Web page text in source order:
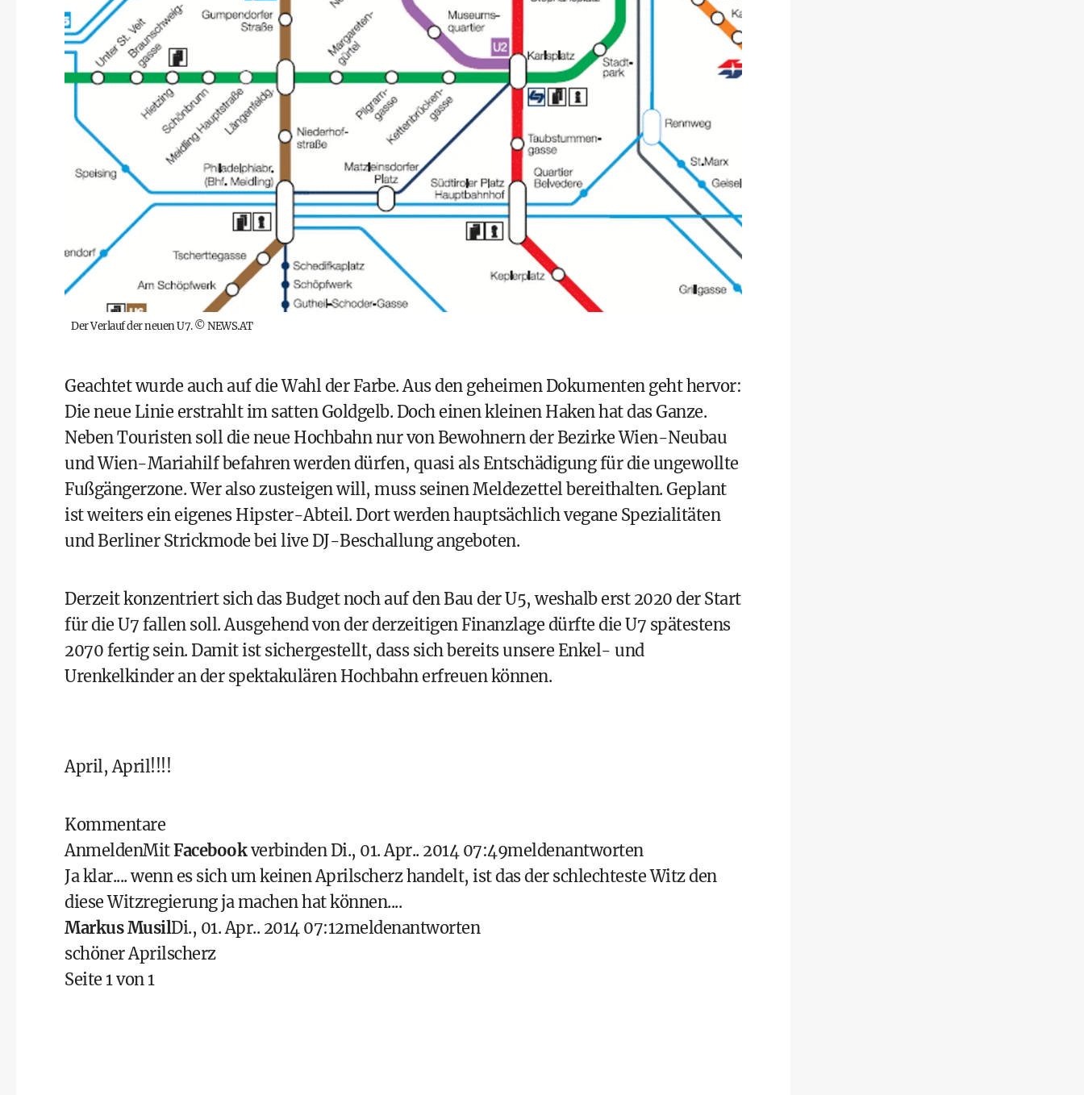
Der Verlauf der neuen U7.©NEWS.AT
Geachtet wurde auch auf die Wahl der Farbe. Aus den geheimen Dokumenten geht hervor:
Die neue Linie erstrahlt im satten Goldgelb. Doch einen kleinen Haken hat das Ganze.
Neben Touristen soll die neue Hochbahn nur von Bewohnern der Bezirke Wien-Neubau
und Wien-Mariahilf befahren werden dürfen, quasi als Entschädigung für die ungewollte
Fußgängerzone. Wer also zusteigen will, muss seinen Meldezettel bereithalten. Geplant
ist weiters ein eigenes Hipster-Abteil. Dort werden hauptsächlichvegane Spezialitäten
und Berliner Strickmode bei live DJ-Beschallung angeboten.
Derzeit konzentriert sich das Budget noch auf den Bau der U5, weshalb erst 2020 der Start
für die U7 fallen soll. Ausgehend von der derzeitigen Finanzlage dürfte die U7 spätestens
2070 fertig sein. Damit ist sichergestellt, dass sich bereits unsere Enkel- und
Urenkelkinder an der spektakulären Hochbahn erfreuen können.
April, April!!!!
Kommentare
AnmeldenMitFacebookverbinden Di., 01. Apr.. 2014 07:49meldenantworten
Ja klar.... wenn es sich um keinen Aprilscherz handelt, ist das der schlechteste Witz den
diese Witzregierung ja machen hat können....
Markus MusilDi., 01. Apr.. 2014 07:12meldenantworten
schöner Aprilscherz
Seite 1 von 1